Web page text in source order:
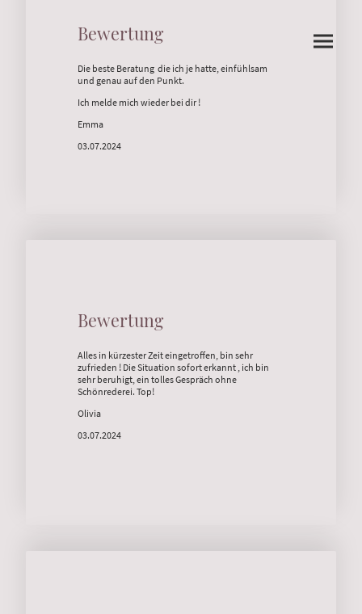
VivianatarotBewertung
Die beste Beratung die ich je hatte, einfühlsam
und genau auf den Punkt.
Ich melde mich wieder bei dir !
Emma
03.07.2024
Bewertung
Alles in kürzester Zeit eingetroffen, bin sehr
zufrieden ! Die Situation sofort erkannt , ich bin
sehr beruhigt, ein tolles Gespräch ohne
Schönrederei. Top!
Olivia
03.07.2024